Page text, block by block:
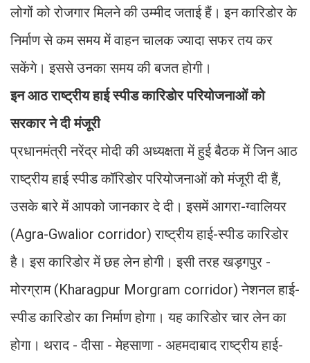
लोगों को रोजगार मिलने की उम्मीद जताई हैं। इन कारिडोर के
निर्माण से कम समय में वाहन चालक ज्यादा सफर तय कर
सकेंगे। इससे उनका समय की बजत होगी।
इन आठ राष्ट्रीय हाई स्पीड कारिडोर परियोजनाओं को
सरकार ने दी मंजूरी
प्रधानमंत्री नरेंद्र मोदी की अध्यक्षता में हुई बैठक में जिन आठ
राष्ट्रीय हाई स्पीड कॉरिडोर परियोजनाओं को मंजूरी दी हैं,
उसके बारे में आपको जानकार दे दी। इसमें आगरा-ग्वालियर
(Agra-Gwalior corridor) राष्ट्रीय हाई-स्पीड कारिडोर
है। इस कारिडोर में छह लेन होगी। इसी तरह खड़गपुर -
मोरग्राम (Kharagpur Morgram corridor) नेशनल हाई-
स्पीड कारिडोर का निर्माण होगा। यह कारिडोर चार लेन का
होगा। थराद - दीसा - मेहसाणा - अहमदाबाद राष्ट्रीय हाई-